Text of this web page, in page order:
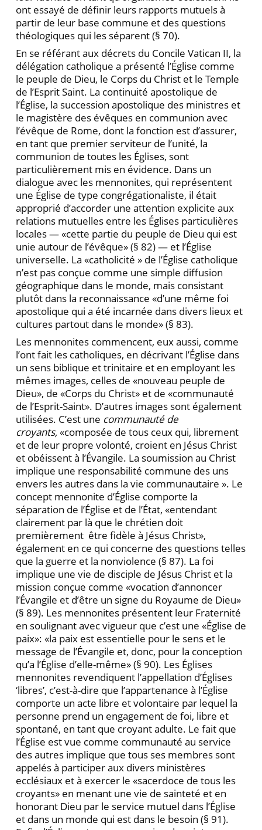
ont essayé de définir leurs rapports mutuels à
partir de leur base commune et des questions
théologiques qui les séparent (§ 70).
En se référant aux décrets du Concile Vatican II, la
délégation catholique a présenté l’Église comme
le peuple de Dieu, le Corps du Christ et le Temple
de l’Esprit Saint. La continuité apostolique de
l’Église, la succession apostolique des ministres et
le magistère des évêques en communion avec
l’évêque de Rome, dont la fonction est d’assurer,
en tant que premier serviteur de l’unité, la
communion de toutes les Églises, sont
particulièrement mis en évidence. Dans un
dialogue avec les mennonites, qui représentent
une Église de type congrégationaliste, il était
approprié d’accorder une attention explicite aux
relations mutuelles entre les Églises particulières
locales — «cette partie du peuple de Dieu qui est
unie autour de l’évêque» (§ 82) — et l’Église
universelle. La «catholicité » de l’Église catholique
n’est pas conçue comme une simple diffusion
géographique dans le monde, mais consistant
plutôt dans la reconnaissance «d’une même foi
apostolique qui a été incarnée dans divers lieux et
cultures partout dans le monde» (§ 83).
Les mennonites commencent, eux aussi, comme
l’ont fait les catholiques, en décrivant l’Église dans
un sens biblique et trinitaire et en employant les
mêmes images, celles de «nouveau peuple de
Dieu», de «Corps du Christ» et de «communauté
de l’Esprit-Saint». D’autres images sont également
utilisées. C’est une communauté de
croyants,«composée de tous ceux qui, librement
et de leur propre volonté, croient en Jésus Christ
et obéissent à l’Évangile. La soumission au Christ
implique une responsabilité commune des uns
envers les autres dans la vie communautaire ». Le
concept mennonite d’Église comporte la
séparation de l’Église et de l’État, «entendant
clairement par là que le chrétien doit
premièrement être fidèle à Jésus Christ»,
également en ce qui concerne des questions telles
que la guerre et la nonviolence (§ 87). La foi
implique une vie de disciple de Jésus Christ et la
mission conçue comme «vocation d’annoncer
l’Évangile et d’être un signe du Royaume de Dieu»
(§ 89). Les mennonites présentent leur Fraternité
en soulignant avec vigueur que c’est une «Église de
paix»: «la paix est essentielle pour le sens et le
message de l’Évangile et, donc, pour la conception
qu’a l’Église d’elle-même» (§ 90). Les Églises
mennonites revendiquent l’appellation d’Églises
‘libres’, c’est-à-dire que l’appartenance à l’Église
comporte un acte libre et volontaire par lequel la
personne prend un engagement de foi, libre et
spontané, en tant que croyant adulte. Le fait que
l’Église est vue comme communauté au service
des autres implique que tous ses membres sont
appelés à participer aux divers ministères
ecclésiaux et à exercer le «sacerdoce de tous les
croyants» en menant une vie de sainteté et en
honorant Dieu par le service mutuel dans l’Église
et dans un monde qui est dans le besoin (§ 91).